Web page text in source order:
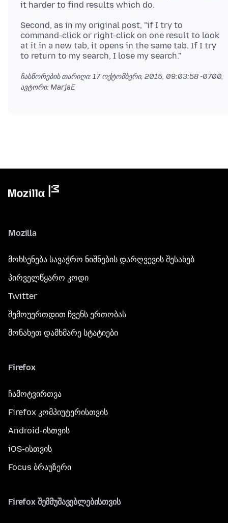
Second, as in my original post, "if I try to
command-click or right-click on one result to look
at it in a new tab, it opens in the same tab. If I try
ჩასწორების თარიღი: 17 ოქტომბერი, 2015, 09:03:58 -0700,
ავტორი: MarjaE
Mozilla
მოხსენება სავაჭრო ნიშნების დარღვევის შესახებ
პირველწყარო კოდი
Twitter
შემოუერთდით ჩვენს ერთობას
მონახეთ დამხმარე სტატიები
Firefox
ჩამოტვირთვა
Firefox კომპიუტერისთვის
Android-ისთვის
iOS-ისთვის
Focus ბრაუზერი
Firefox შემმუშავებლებისთვის